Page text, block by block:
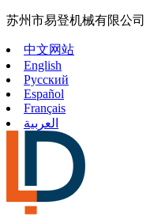
苏州市易登机械有限公司
中文网站
English
Русский
Español
Français
العربية